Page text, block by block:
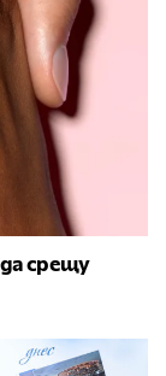
срещу